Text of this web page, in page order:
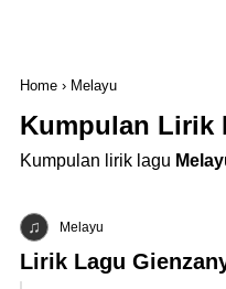
menu
Home › Melayu
Kumpulan Lirik
Kumpulan lirik lagu
Melayu
Lirik Lagu